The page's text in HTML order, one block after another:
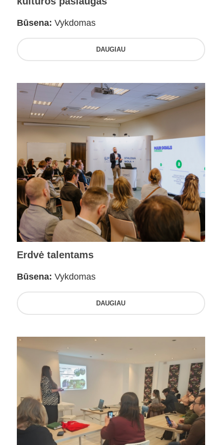
Būsena: Vykdomas
DAUGIAU
Erdvė talentams
Būsena: Vykdomas
DAUGIAU